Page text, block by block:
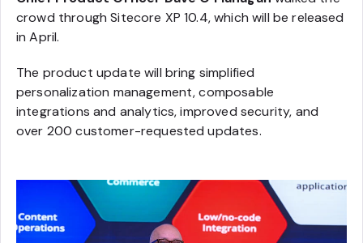
crowd through Sitecore XP 10.4, which will be released
in April.
The product update will bring simplified
personalization management, composable
integrations and analytics, improved security, and
over 200 customer-requested updates.